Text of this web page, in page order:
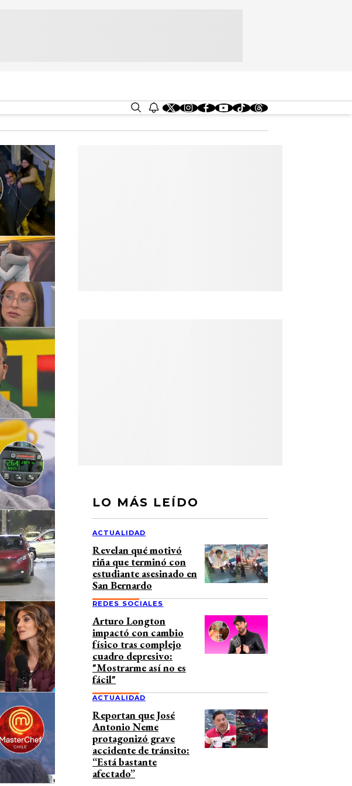
LO MÁS LEÍDO
ACTUALIDAD
Revelan qué motivó
riña que terminó con
estudiante asesinado en
San Bernardo
REDES SOCIALES
Arturo Longton
impactó con cambio
físico tras complejo
cuadro depresivo:
"Mostrarme así no es
fácil"
ACTUALIDAD
Reportan que José
Antonio Neme
protagonizó grave
accidente de tránsito:
“Está bastante
afectado”